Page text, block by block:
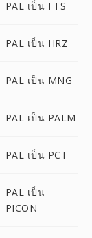
PAL เป็น FTS
PAL เป็น HRZ
PAL เป็น MNG
PAL เป็น PALM
PAL เป็น PCT
PAL เป็น
PICON